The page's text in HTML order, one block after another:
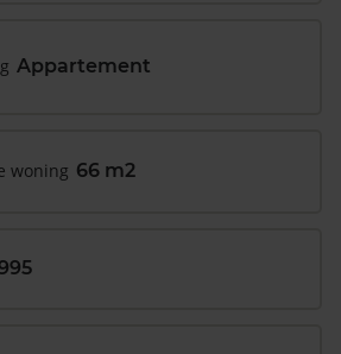
Appartement
woning 66 m2